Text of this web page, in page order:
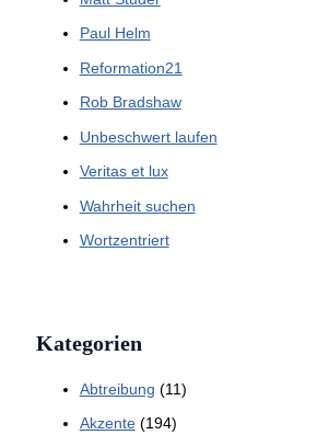
Paul Helm
Reformation21
Rob Bradshaw
Unbeschwert laufen
Veritas et lux
Wahrheit suchen
Wortzentriert
Kategorien
Abtreibung (11)
Akzente(194)